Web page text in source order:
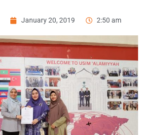
January 20, 2019 2:50 am